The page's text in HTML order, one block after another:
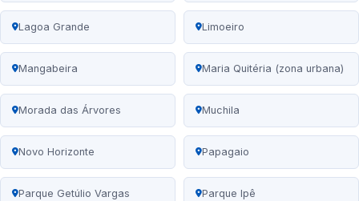
Lagoa Grande Limoeiro
Mangabeira Maria Quitéria (zona urbana)
Morada das Árvores Muchila
Novo Horizonte Papagaio
Parque Getúlio Vargas Parque Ipê